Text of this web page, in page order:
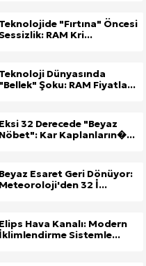
Teknolojide "Fırtına" Öncesi
RAM Kri...
Teknoloji Dünyasında
"Bellek" Şoku: RAM Fiyatla...
Eksi 32 Derecede "Beyaz
Nöbet": Kar Kaplanların�...
Beyaz Esaret Geri Dönüyor:
Meteoroloji'den 32 İ...
Elips Hava Kanalı: Modern
İklimlendirme Sistemle...